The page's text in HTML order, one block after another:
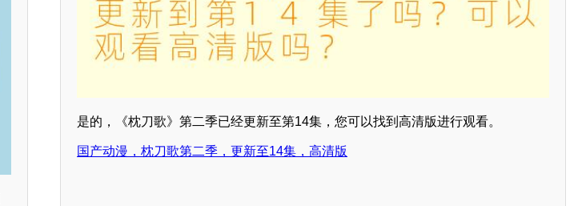
是的，《枕刀歌》第二季已经更新至第14集，您可以找到高清版进行观看。
国产动漫，枕刀歌第二季，更新至14集，高清版